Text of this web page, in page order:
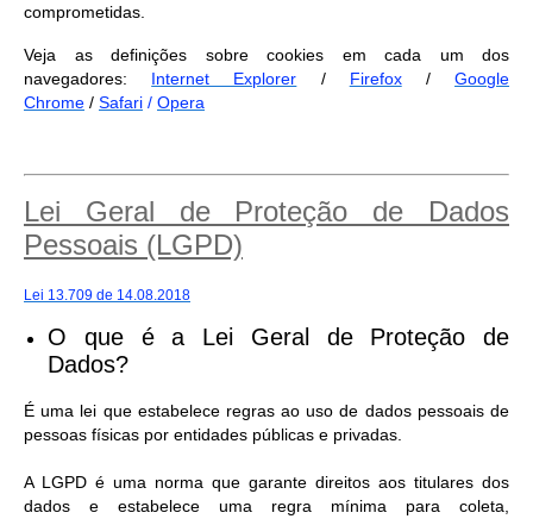
comprometidas.
Veja as definições sobre cookies em cada um dos
navegadores: Internet Explorer / Firefox/Google
Chrome / Safari / Opera
Lei Geral de Proteção de Dados
Pessoais (LGPD)
Lei 13.709 de 14.08.2018
O que é a Lei Geral de Proteção de
Dados?
É uma lei que estabelece regras ao uso de dados pessoais de
pessoas físicas por entidades públicas e privadas.
A LGPD é uma norma que garante direitos aos titulares dos
dados e estabelece uma regra mínima para coleta,